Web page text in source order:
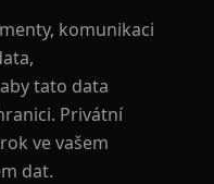
komunikaci
tato data
Privátní
ve vašem
dat.